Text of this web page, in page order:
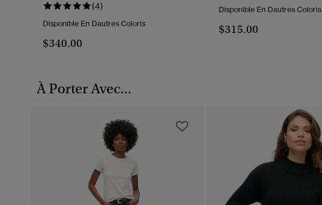
(4)
Disponible En Dautres Coloris
$340.00
Disponible En Dautres Coloris
$315.00
À Porter Avec...